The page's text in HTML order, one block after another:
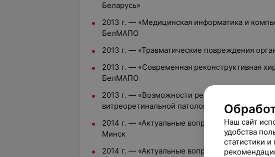
Беларусь»
2013 г. — «Медицинская информатика и
БелМАПО
2013 г. — «Травматические повреждения
2013 г. — «Современная реконструктивная
БелМАПО
2013 г. — «Возможности реабилитации
витреоретинальной патологией», Минск
2014 г. — «Актуальные вопросы диагностики
Минск
2014 г. — «Актуальные вопросы
Наш сайт
удобства
статистики